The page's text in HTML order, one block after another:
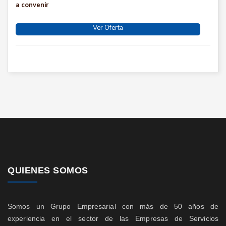
a convenir
Ver Oferta
QUIENES SOMOS
Somos un Grupo Empresarial con más de 50 años de
experiencia en el sector de las Empresas de Servicios